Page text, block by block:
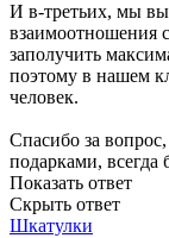
И в-третьих, мы
взаимоотношения
заполучить
поэтому в нашем
человек.
Спасибо за
подарками, всегда
Показать ответ
Скрыть ответ
Шкатулки